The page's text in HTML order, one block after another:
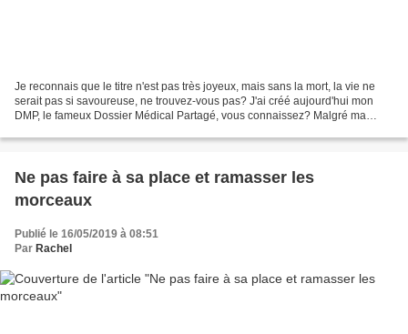
Je reconnais que le titre n'est pas très joyeux, mais sans la mort, la vie ne
serait pas si savoureuse, ne trouvez-vous pas? J'ai créé aujourd'hui mon
DMP, le fameux Dossier Médical Partagé, vous connaissez? Malgré ma
Ne pas faire à sa place et ramasser les
morceaux
Publié le 16/05/2019 à 08:51
Par Rachel